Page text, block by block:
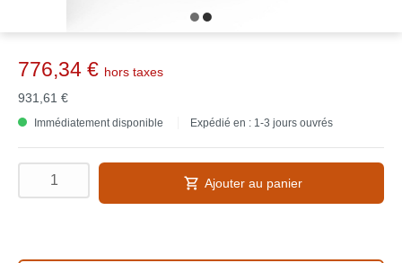
776,34 € hors taxes
931,61 €
Immédiatement disponible Expédié en : 1-3 jours ouvrés
Ajouter au panier